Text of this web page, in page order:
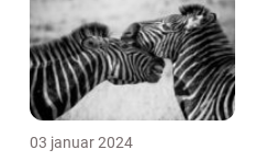
03 januar 2024